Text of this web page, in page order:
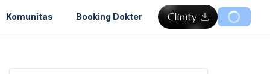
Komunitas Booking Dokter